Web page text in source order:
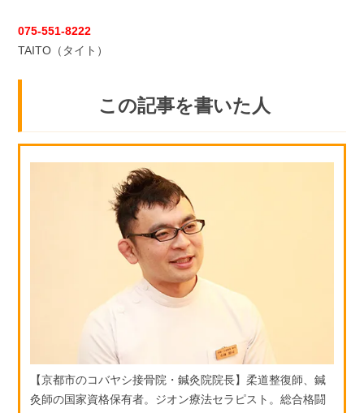
075-551-8222
TAITO（タイト）
この記事を書いた人
【京都市のコバヤシ接骨院・鍼灸院院長】柔道整復師、鍼
灸師の国家資格保有者。ジオン療法セラピスト。総合格闘